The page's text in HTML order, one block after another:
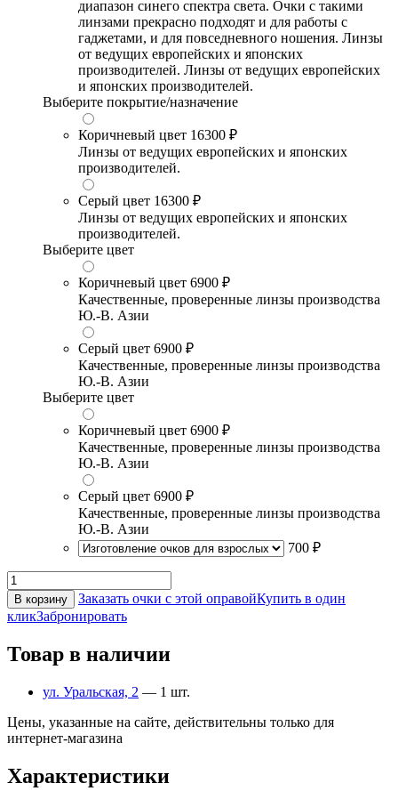
диапазон синего спектра света. Очки с такими
линзами прекрасно подходят и для работы с
гаджетами, и для повседневного ношения. Линзы
от ведущих европейских и японских
производителей. Линзы от ведущих европейских
и японских производителей.
Выберите покрытие/назначение
Коричневый цвет 16300 ₽
Линзы от ведущих европейских и японских
производителей.
Серый цвет 16300 ₽
Линзы от ведущих европейских и японских
производителей.
Выберите цвет
Коричневый цвет 6900 ₽
Качественные, проверенные линзы производства
Ю.-В. Азии
Серый цвет 6900 ₽
Качественные, проверенные линзы производства
Ю.-В. Азии
Выберите цвет
Коричневый цвет 6900 ₽
Качественные, проверенные линзы производства
Ю.-В. Азии
Серый цвет 6900 ₽
Качественные, проверенные линзы производства
Ю.-В. Азии
700 ₽
В корзину Заказать очки с этой оправойКупить в один
кликЗабронировать
Товар в наличии
ул. Уральская, 2 — 1 шт.
Цены, указанные на сайте, действительны только для
интернет-магазина
Характеристики